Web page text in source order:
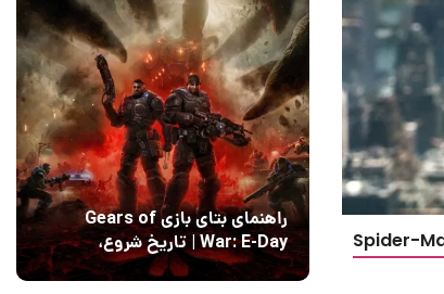
Spider-
راهنمای بتای بازی Gears of
War: E-Day | تاریخ‌ شروع،
محتواها و نحوه دسترسی